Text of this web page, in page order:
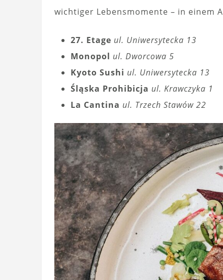
wichtiger Lebensmomente – in einem
27. Etage ul. Uniwersytecka 13
Monopol ul. Dworcowa 5
Kyoto Sushi ul. Uniwersytecka 13
Śląska Prohibicja ul. Krawczyka 1
La Cantina ul. Trzech Stawów 22